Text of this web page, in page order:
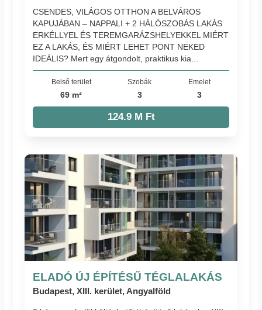
CSENDES, VILÁGOS OTTHON A BELVÁROS
KAPUJÁBAN – NAPPALI + 2 HÁLÓSZOBÁS LAKÁS
ERKÉLLYEL ÉS TEREMGARÁZSHELYEKKEL MIÉRT
EZ A LAKÁS, ÉS MIÉRT LEHET PONT NEKED
IDEÁLIS? Mert egy átgondolt, praktikus kia...
Belső terület
69 m²
Szobák
3
Emelet
3
124.9 M Ft
ELADÓ ÚJ ÉPÍTÉSŰ TÉGLALAKÁS
Budapest, XIII. kerület, Angyalföld